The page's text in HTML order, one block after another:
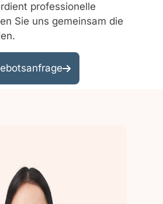
professionelle
Sie uns gemeinsam die